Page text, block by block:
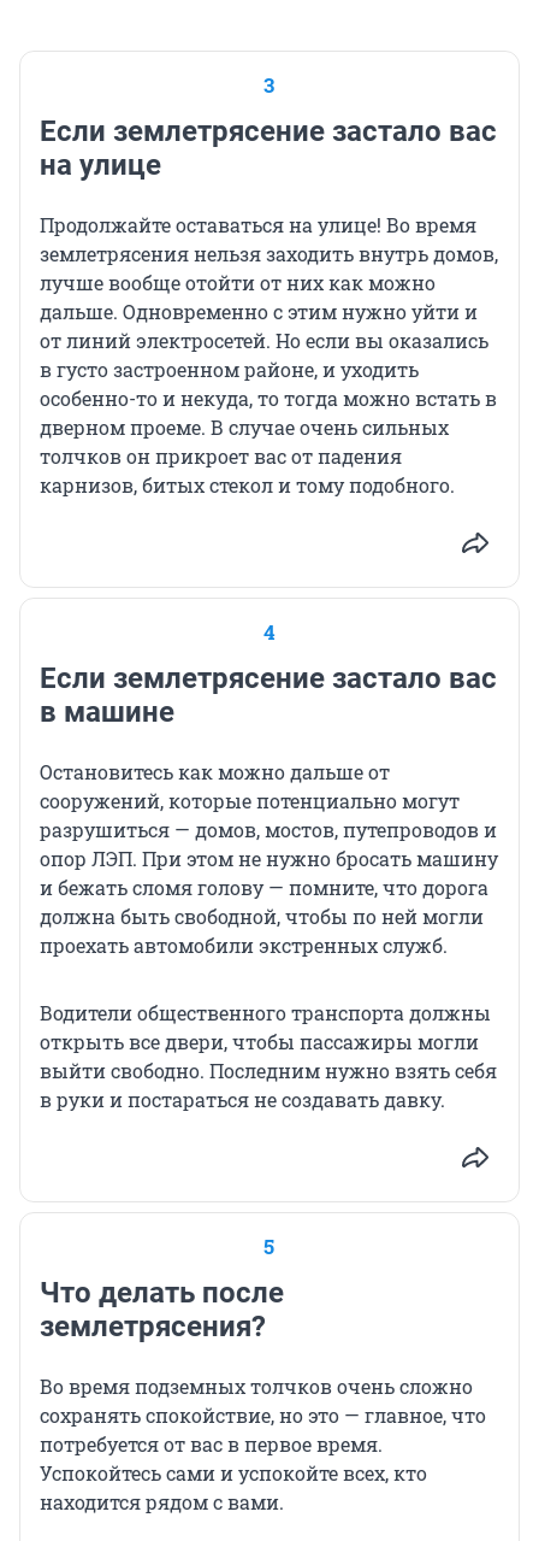
3
Если землетрясение застало вас
на улице
Продолжайте оставаться на улице! Во время
землетрясения нельзя заходить внутрь домов,
лучше вообще отойти от них как можно
дальше. Одновременно с этим нужно уйти и
от линий электросетей. Но если вы оказались
в густо застроенном районе, и уходить
особенно-то и некуда, то тогда можно встать в
дверном проеме. В случае очень сильных
толчков он прикроет вас от падения
карнизов, битых стекол и тому подобного.
4
Если землетрясение застало вас
в машине
Остановитесь как можно дальше от
сооружений, которые потенциально могут
разрушиться — домов, мостов, путепроводов и
опор ЛЭП. При этом не нужно бросать машину
и бежать сломя голову — помните, что дорога
должна быть свободной, чтобы по ней могли
проехать автомобили экстренных служб.
Водители общественного транспорта должны
открыть все двери, чтобы пассажиры могли
выйти свободно. Последним нужно взять себя
в руки и постараться не создавать давку.
5
Что делать после
землетрясения?
Во время подземных толчков очень сложно
сохранять спокойствие, но это — главное, что
потребуется от вас в первое время.
Успокойтесь сами и успокойте всех, кто
находится рядом с вами.